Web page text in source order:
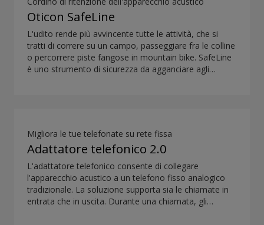
Oticon SafeLine
L'udito rende più avvincente tutte le attività, che si
tratti di correre su un campo, passeggiare fra le colline
o percorrere piste fangose in mountain bike. SafeLine
è uno strumento di sicurezza da agganciare agli
Migliora le tue telefonate su rete fissa
Adattatore telefonico 2.0
L'adattatore telefonico consente di collegare
l'apparecchio acustico a un telefono fisso analogico
tradizionale. La soluzione supporta sia le chiamate in
entrata che in uscita. Durante una chiamata, gli